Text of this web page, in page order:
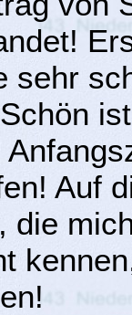
sehr
Auf
die